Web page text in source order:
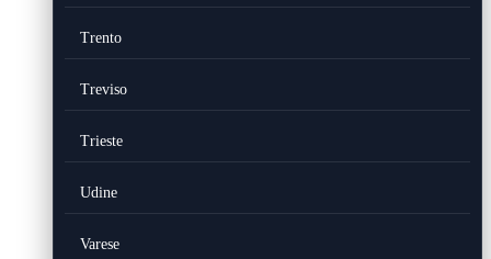
Trento
Treviso
Trieste
Udine
Varese